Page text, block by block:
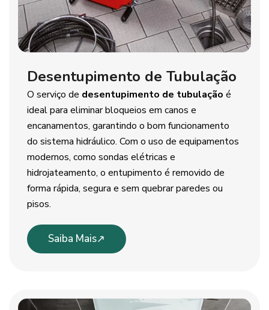
Desentupimento de Tubulação
O serviço de desentupimento de tubulação é
ideal para eliminar bloqueios em canos e
encanamentos, garantindo o bom funcionamento
do sistema hidráulico. Com o uso de equipamentos
modernos, como sondas elétricas e
hidrojateamento, o entupimento é removido de
forma rápida, segura e sem quebrar paredes ou
pisos.
Saiba Mais